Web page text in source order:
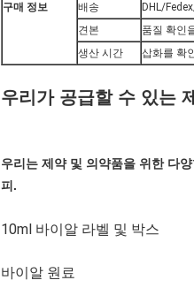
구매 정보
배송
DHL/
견본
품질 확인
생산 시간
삽화를 확
우리가 공급할 수 있는
우리는 제약 및 의약품을 위한 다
피 .
10ml 바이알 라벨 및 박스
바이알 원료